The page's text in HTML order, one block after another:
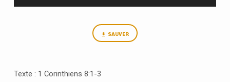
11
ILLUSTRATION
PRÉPARATOIRE
SAUVER
Texte : 1 Corinthiens 8:1-3